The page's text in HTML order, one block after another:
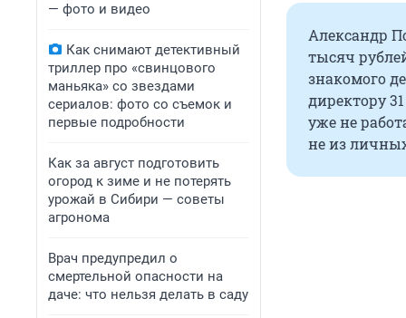
— фото и видео
Как снимают детективный
триллер про «свинцового
маньяка» со звездами
сериалов: фото со съемок и
первые подробности
Как за август подготовить
огород к зиме и не потерять
урожай в Сибири — советы
агронома
Врач предупредил о
смертельной опасности на
даче: что нельзя делать в саду
Александр
тысяч
знакомого
директору
уже не
не из